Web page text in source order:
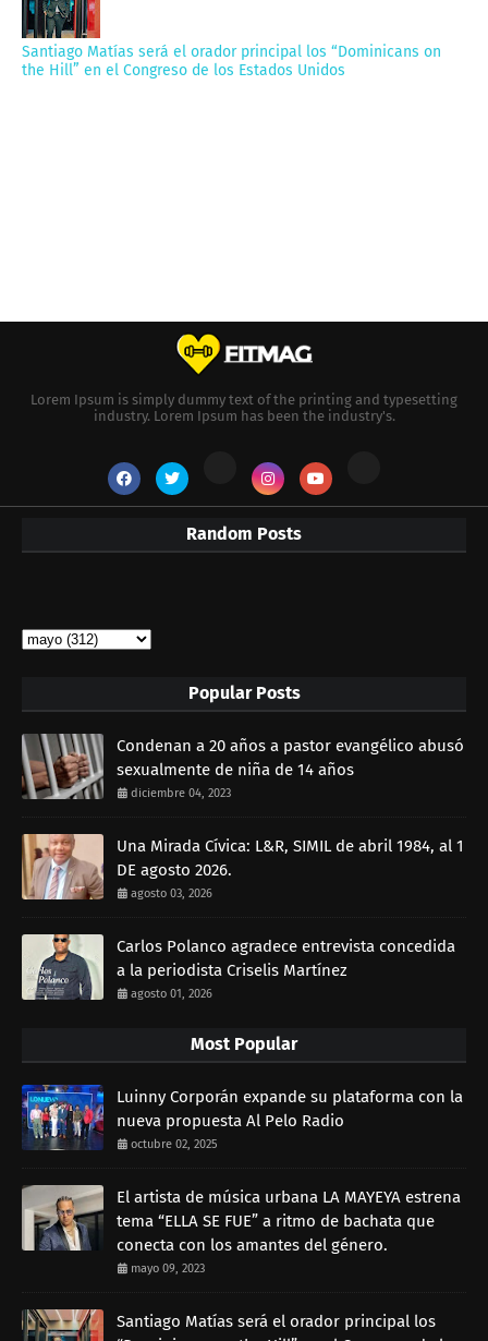
Santiago Matías será el orador principal los “Dominicans on
the Hill” en el Congreso de los Estados Unidos
Lorem Ipsum is simply dummy text of the printing and typesetting
industry. Lorem Ipsum has been the industry's.
Random Posts
Popular Posts
Condenan a 20 años a pastor evangélico abusó
sexualmente de niña de 14 años
diciembre 04, 2023
Una Mirada Cívica: L&R, SIMIL de abril 1984, al 1
DE agosto 2026.
agosto 03, 2026
Carlos Polanco agradece entrevista concedida
a la periodista Criselis Martínez
agosto 01, 2026
Most Popular
Luinny Corporán expande su plataforma con la
nueva propuesta Al Pelo Radio
octubre 02, 2025
El artista de música urbana LA MAYEYA estrena
tema “ELLA SE FUE” a ritmo de bachata que
conecta con los amantes del género.
mayo 09, 2023
Santiago Matías será el orador principal los